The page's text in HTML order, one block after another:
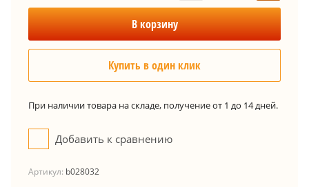
В корзину
Купить в один клик
При наличии товара на складе, получение от 1 до 14 дней.
Добавить к сравнению
Артикул: b028032